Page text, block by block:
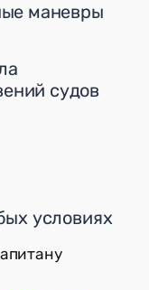
маневры
судов
условиях